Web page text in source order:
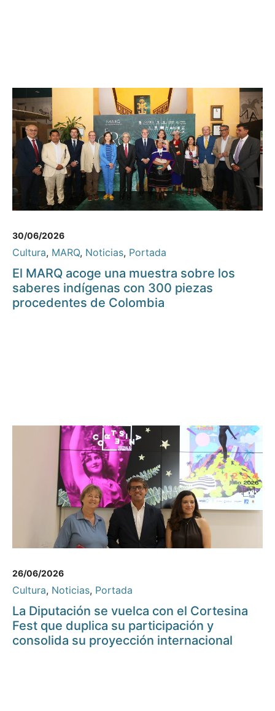
30/06/2026
Cultura, MARQ, Noticias, Portada
El MARQ acoge una muestra sobre los
saberes indígenas con 300 piezas
procedentes de Colombia
26/06/2026
Cultura, Noticias, Portada
La Diputación se vuelca con el Cortesina
Fest que duplica su participación y
consolida su proyección internacional